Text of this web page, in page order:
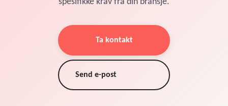
spesifikke krav fra din bransje.
Ta kontakt
Send e-post